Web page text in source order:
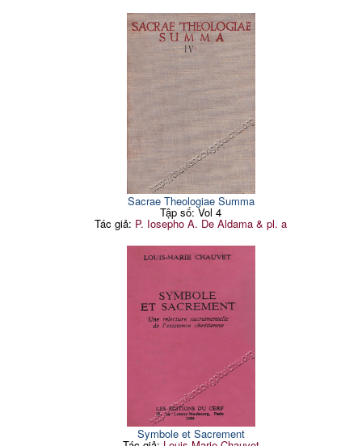
Sacrae Theologiae Summa
Tập số: Vol 4
Tác giả: P. Iosepho A. De Aldama & pl. a
Symbole et Sacrement